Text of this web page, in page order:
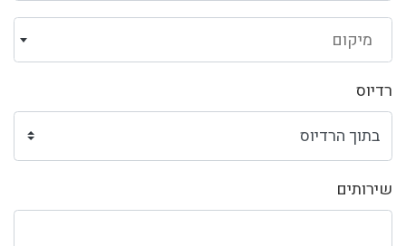
מיקום
רדיוס
שירותים